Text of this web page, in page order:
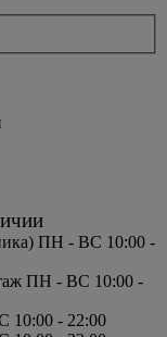
ПН - ВС 10:00 -
ПН - ВС 10:00 -
10:00 - 22:00